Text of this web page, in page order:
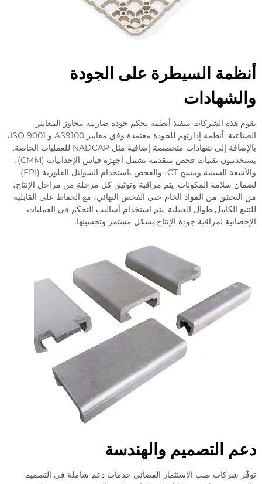
السيطرة على الجودة
الشركات بتنفيذ أنظمة تحكم جودة صارمة تتجاوز المعايير
الصناعية. أنظمة إدارتهم للجودة معتمدة وفق معايير AS9100 و ISO 9001،
بالإضافة إلى شهادات متخصصة إضافية مثل NADCAP للعمليات الخاصة.
يستخدمون تقنيات فحص متقدمة تشمل أجهزة قياس الإحداثيات (CMM)،
والأشعة السينية ومسح CT، والفحص باستخدام السوائل الفلورية (FPI)
سلامة المكونات. يتم مراقبة وتوثيق كل مرحلة من مراحل الإنتاج،
من المواد الخام حتى الفحص النهائي، مع الحفاظ على القابلية
الكامل طوال العملية. يتم استخدام أساليب التحكم في العمليات
لمراقبة جودة الإنتاج بشكل مستمر وتحسينها.
التصميم والهندسة
شركات صب الاستثمار الفضائي خدمات دعم شاملة في التصميم